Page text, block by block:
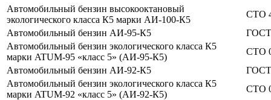
Автомобильный бензин высокооктановый
экологического класса К5 марки АИ-100-К5
СТО
Автомобильный бензин АИ-95-К5
ГОСТ
Автомобильный бензин экологического класса К5
марки ATUM-95 «класс 5» (АИ-95-К5)
СТО
Автомобильный бензин АИ-92-К5
ГОСТ
Автомобильный бензин экологического класса К5
марки ATUM-92 «класс 5» (АИ-92-К5)
СТО